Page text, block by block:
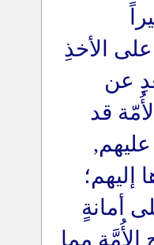
الأخذِ
عن
قد
إليهم؛
أمانةٍ
مما